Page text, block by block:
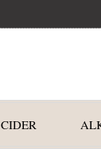
CIDER